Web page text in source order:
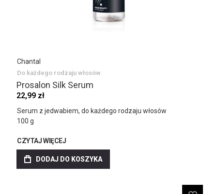
Chantal
Do każdego rodzaju włosów
Prosalon Silk Serum
22,99 zł
Serum z jedwabiem, do każdego rodzaju włosów
100 g
CZYTAJ WIĘCEJ
DODAJ DO KOSZYKA